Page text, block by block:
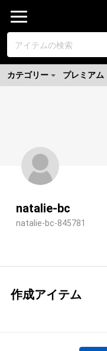
カテゴリー プレミアム
natalie-bc
natalie-bc-845781
作成アイテム